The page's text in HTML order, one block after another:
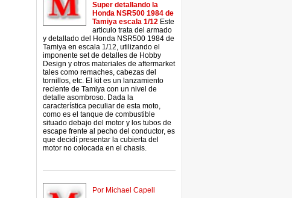
Super detallando la
Honda NSR500 1984 de
Tamiya escala 1/12 Este
articulo trata del armado
y detallado del Honda NSR500 1984 de
Tamiya en escala 1/12, utilizando el
imponente set de detalles de Hobby
Design y otros materiales de aftermarket
tales como remaches, cabezas del
tornillos, etc. El kit es un lanzamiento
reciente de Tamiya con un nivel de
detalle asombroso. Dada la
característica peculiar de esta moto,
como es el tanque de combustible
situado debajo del motor y los tubos de
escape frente al pecho del conductor, es
que decidí presentar la cubierta del
motor no colocada en el chasis.
Por Michael Capell